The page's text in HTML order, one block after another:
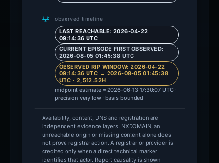
observed timeline
LAST REACHABLE: 2026-04-22
09:14:36 UTC
CURRENT EPISODE FIRST OBSERVED:
2026-08-05 01:45:38 UTC
OBSERVED RIP WINDOW: 2026-04-22
09:14:36 UTC → 2026-08-05 01:45:38
UTC · 2,512.52H
midpoint estimate ≈ 2026-06-13 17:30:07 UTC ·
precision very low · basis bounded
Availability, content, DNS and registration are
independent evidence layers. NXDOMAIN, an
unreachable origin or missing content alone does
not prove registrar action. A registrar or provider is
credited only when a direct technical marker
identifies that actor. Report causality is shown